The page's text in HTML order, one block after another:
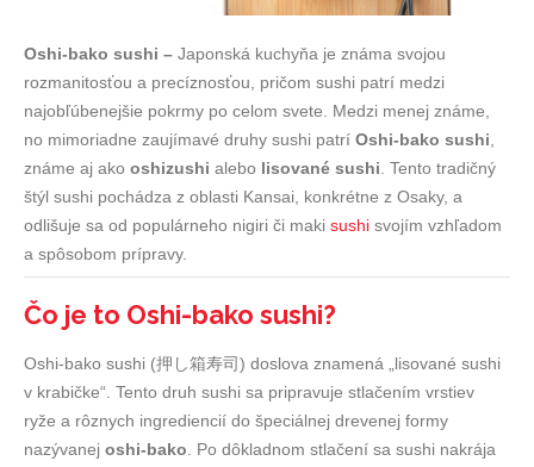
Oshi-bako sushi – Japonská kuchyňa je známa svojou
rozmanitosťou a precíznosťou, pričom sushi patrí medzi
najobľúbenejšie pokrmy po celom svete. Medzi menej známe,
no mimoriadne zaujímavé druhy sushi patrí Oshi-bako sushi
známe aj ako oshizushi alebo lisované sushi . Tento tradičný
štýl sushi pochádza z oblasti Kansai, konkrétne z Osaky, a
odlišuje sa od populárneho nigiri či maki sushi svojím vzhľadom
a spôsobom prípravy.
Čo je to Oshi-bako sushi?
Oshi-bako sushi (押し箱寿司) doslova znamená „lisované sushi
v krabičke“. Tento druh sushi sa pripravuje stlačením vrstiev
ryže a rôznych ingrediencií do špeciálnej drevenej formy
nazývanej oshi-bako . Po dôkladnom stlačení sa sushi nakrája